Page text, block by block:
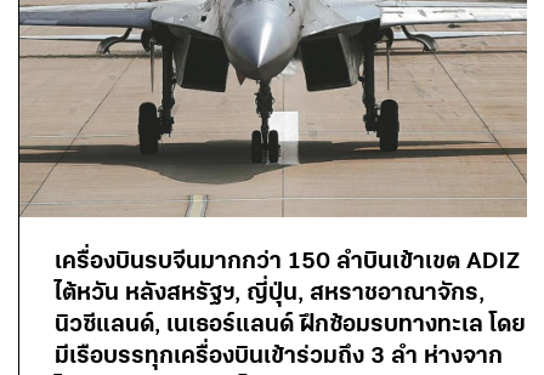
เครื่องบินรบจีนมากกว่า 150 ลำบินเข้าเขต ADIZ
ไต้หวัน หลังสหรัฐฯ, ญี่ปุ่น, สหราชอาณาจักร,
นิวซีแลนด์, เนเธอร์แลนด์ ฝึกซ้อมรบทางทะเล โดย
มีเรือบรรทุกเครื่องบินเข้าร่วมถึง 3 ลำ ห่างจาก